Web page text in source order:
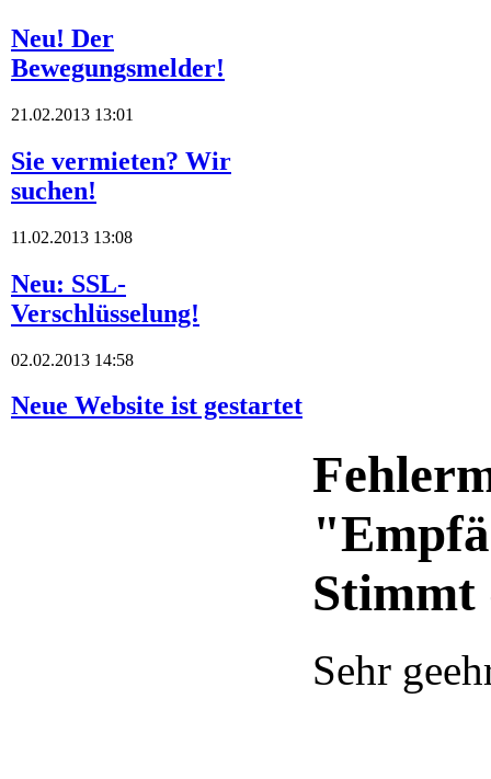
Neu! Der
Bewegungsmelder!
21.02.2013 13:01
Sie vermieten? Wir
suchen!
11.02.2013 13:08
Neu: SSL-
Verschlüsselung!
02.02.2013 14:58
Neue Website ist gestartet
Stimmt
Sehr